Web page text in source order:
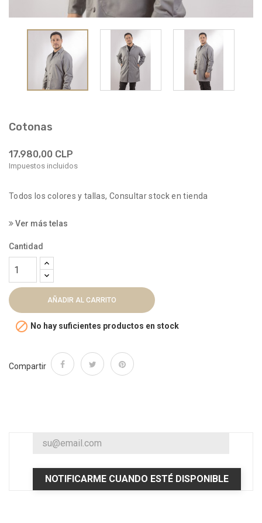
Cotonas
17.980,00 CLP
Impuestos incluidos
Todos los colores y tallas, Consultar stock en tienda
Ver más telas
Cantidad
AÑADIR AL CARRITO
 No hay suficientes productos en stock
Compartir
NOTIFICARME CUANDO ESTÉ DISPONIBLE